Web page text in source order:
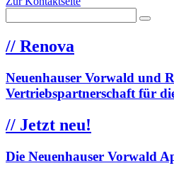
// Renova
Neuenhauser Vorwald und
Vertriebspartnerschaft für
// Jetzt neu!
Die Neuenhauser Vorwald